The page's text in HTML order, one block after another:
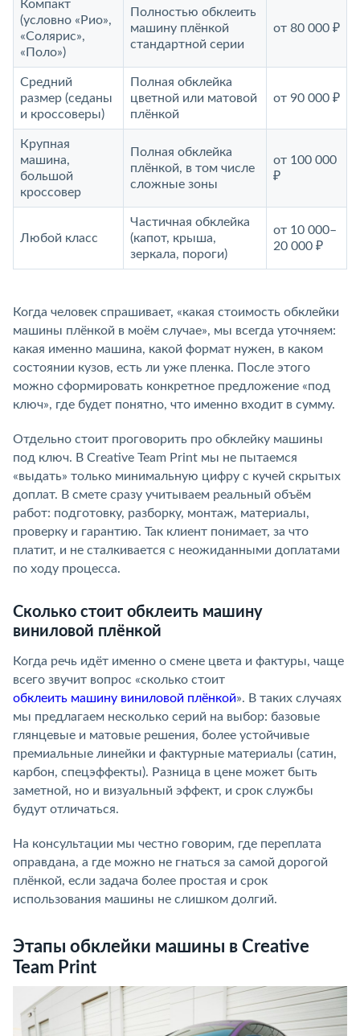
Компакт
(условно «Рио»,
«Солярис»,
«Поло»)
Полностью обклеить
машину плёнкой
стандартной серии
от 80 000 ₽
Средний
размер (седаны
и кроссоверы)
Полная обклейка
цветной или матовой
плёнкой
от 90 000 ₽
Крупная
машина,
большой
кроссовер
Полная обклейка
плёнкой, в том числе
сложные зоны
от 100 000
₽
Любой класс
Частичная обклейка
(капот, крыша,
зеркала, пороги)
от 10 000–
20 000 ₽
Когда человек спрашивает, «какая стоимость обклейки
машины плёнкой в моём случае», мы всегда уточняем:
какая именно машина, какой формат нужен, в каком
состоянии кузов, есть ли уже пленка. После этого
можно сформировать конкретное предложение «под
ключ», где будет понятно, что именно входит в сумму.
Отдельно стоит проговорить про обклейку машины
под ключ. В Creative Team Print мы не пытаемся
«выдать» только минимальную цифру с кучей скрытых
доплат. В смете сразу учитываем реальный объём
работ: подготовку, разборку, монтаж, материалы,
проверку и гарантию. Так клиент понимает, за что
платит, и не сталкивается с неожиданными доплатами
по ходу процесса.
Сколько стоит обклеить машину
виниловой плёнкой
Когда речь идёт именно о смене цвета и фактуры, чаще
всего звучит вопрос «сколько стоит
обклеить машину виниловой плёнкой». В таких случаях
мы предлагаем несколько серий на выбор: базовые
глянцевые и матовые решения, более устойчивые
премиальные линейки и фактурные материалы (сатин,
карбон, спецэффекты). Разница в цене может быть
заметной, но и визуальный эффект, и срок службы
будут отличаться.
На консультации мы честно говорим, где переплата
оправдана, а где можно не гнаться за самой дорогой
плёнкой, если задача более простая и срок
использования машины не слишком долгий.
Этапы обклейки машины в Creative
Team Print